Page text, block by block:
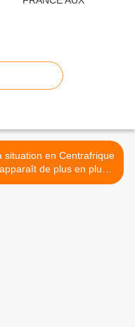
situation en Centrafrique
apparaît de plus en plus
complexe. Le Conseil